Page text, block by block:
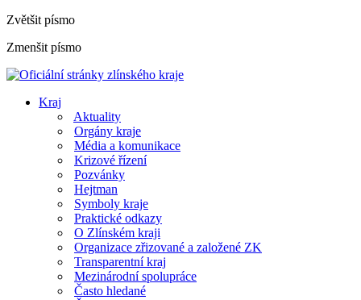
Zvětšit písmo
Zmenšit písmo
Kraj
Aktuality
Orgány kraje
Média a komunikace
Krizové řízení
Pozvánky
Hejtman
Symboly kraje
Praktické odkazy
O Zlínském kraji
Organizace zřizované a založené ZK
Transparentní kraj
Mezinárodní spolupráce
Často hledané